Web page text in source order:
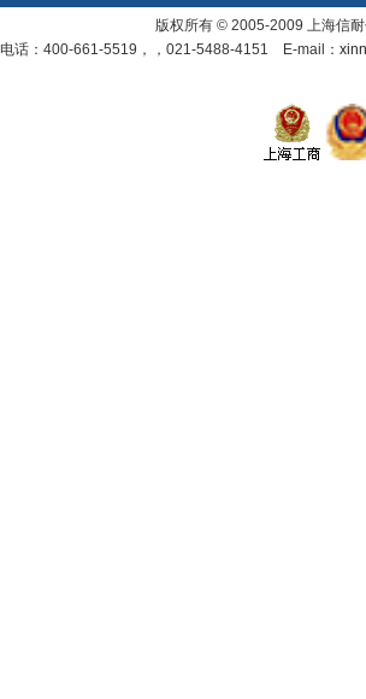
版权所有 © 2005-2009 上海信
电话：400-661-5519，，021-5488-4151 E-mail：